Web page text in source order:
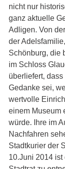
nicht nur
ganz aktuelle
Adligen. Von
der
Schönburg, die
im Schloss
überliefert,
Gedanke sei,
wertvolle
einem Museum
würde. Ihre im
Nachfahren
Stadtkurier der
10.Juni 2014 ist